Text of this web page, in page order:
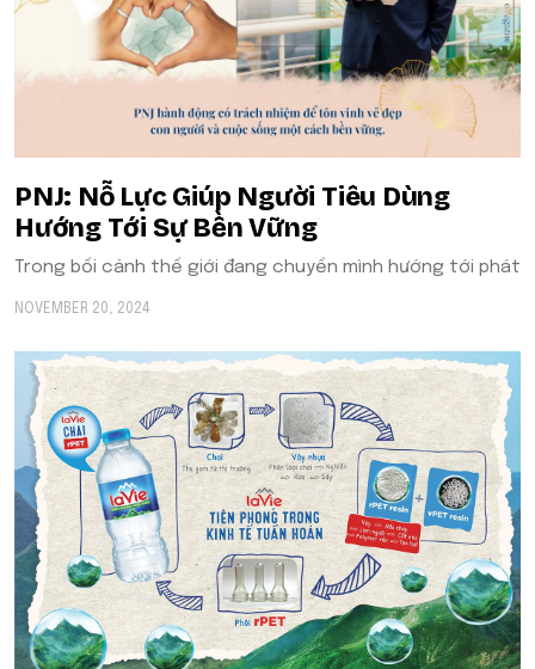
​​PNJ: Nỗ Lực Giúp Người Tiêu Dùng
Hướng Tới Sự Bền Vững
Trong bối cảnh thế giới đang chuyển mình hướng tới phát
NOVEMBER 20, 2024